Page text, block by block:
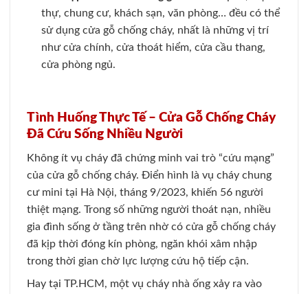
thự, chung cư, khách sạn, văn phòng… đều có thể
sử dụng cửa gỗ chống cháy, nhất là những vị trí
như cửa chính, cửa thoát hiểm, cửa cầu thang,
cửa phòng ngủ.
Tình Huống Thực Tế – Cửa Gỗ Chống Cháy
Đã Cứu Sống Nhiều Người
Không ít vụ cháy đã chứng minh vai trò “cứu mạng”
của cửa gỗ chống cháy. Điển hình là vụ cháy chung
cư mini tại Hà Nội, tháng 9/2023, khiến 56 người
thiệt mạng. Trong số những người thoát nạn, nhiều
gia đình sống ở tầng trên nhờ có cửa gỗ chống cháy
đã kịp thời đóng kín phòng, ngăn khói xâm nhập
trong thời gian chờ lực lượng cứu hộ tiếp cận.
Hay tại TP.HCM, một vụ cháy nhà ống xảy ra vào